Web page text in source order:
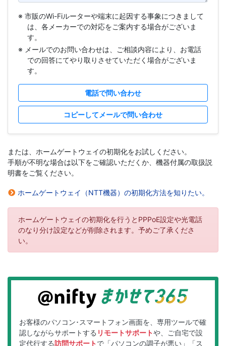
※ 市販のWi-Fiルーターや端末に起因する事象につきまして
は、各メーカーでの対応をご案内する場合がございま
す。
※ メールでのお問い合わせは、ご相談内容により、お電話
での回答にてやり取りさせていただく場合がございま
す。
電話で問い合わせ
コピーしてメールで問い合わせ
または、ホームゲートウェイの初期化をお試しください。
手順が不明な場合は以下をご確認いただくか、機器付属の取扱説
明書をご覧ください。
ホームゲートウェイ（NTT機器）の初期化方法を知りたい。
ホームゲートウェイの初期化を行うとPPPoE設定や光電話
のなり分け設定などが削除されます。予めご了承くださ
い。
お客様のパソコン･スマートフォン画面を、専用ツールで確
認しながらサポートする リモートサポートや、ご自宅で設
定代行する訪問サポートで「パソコンの調子が悪い」「ス